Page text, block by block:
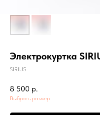
Электрокуртка
SIRIUS
8 500 р.
Выбрать размер